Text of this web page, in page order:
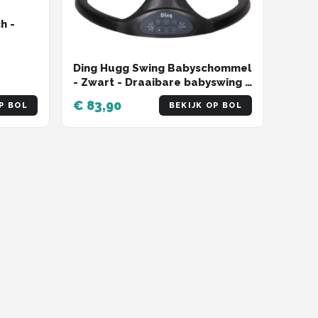
-
BOL
Ding Hugg Swing Babyschommel
- Zwart - Draaibare babyswing -
Met Muziek en Bluetooth
€ 83,90 BEKIJK OP BOL